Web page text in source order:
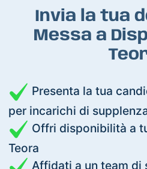
Invia la tua
Messa a
Presenta la tua
per incarichi di
Offri disponibilità a
Teora
Affidati a un team